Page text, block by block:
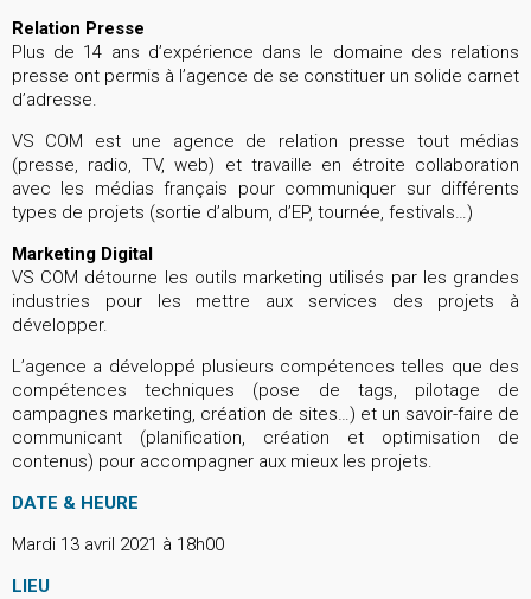
Relation Presse
Plus de 14 ans d’expérience dans le domaine des relations
presse ont permis à l’agence de se constituer un solide carnet
d’adresse.
VS COM est une agence de relation presse tout médias
(presse, radio, TV, web) et travaille en étroite collaboration
avec les médias français pour communiquer sur différents
types de projets (sortie d’album, d’EP, tournée, festivals…)
Marketing Digital
VS COM détourne les outils marketing utilisés par les grandes
industries pour les mettre aux services des projets à
développer.
L’agence a développé plusieurs compétences telles que des
compétences techniques (pose de tags, pilotage de
campagnes marketing, création de sites…) et un savoir-faire de
communicant (planification, création et optimisation de
contenus) pour accompagner aux mieux les projets.
DATE & HEURE
Mardi 13 avril 2021 à 18h00
LIEU